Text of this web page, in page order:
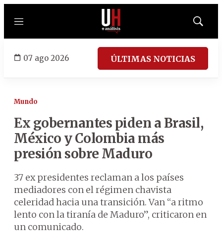
Menú
Mostrar
07 ago 2026 ÚLTIMAS NOTICIAS
Mundo
Ex gobernantes piden a Brasil,
México y Colombia más
presión sobre Maduro
37 ex presidentes reclaman a los países
mediadores con el régimen chavista
celeridad hacia una transición. Van “a ritmo
lento con la tiranía de Maduro”, criticaron en
un comunicado.